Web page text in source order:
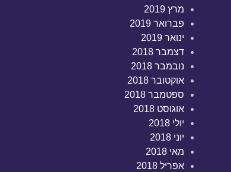
מרץ 2019
פברואר 2019
ינואר 2019
דצמבר 2018
נובמבר 2018
אוקטובר 2018
ספטמבר 2018
אוגוסט 2018
יולי 2018
יוני 2018
מאי 2018
אפריל 2018